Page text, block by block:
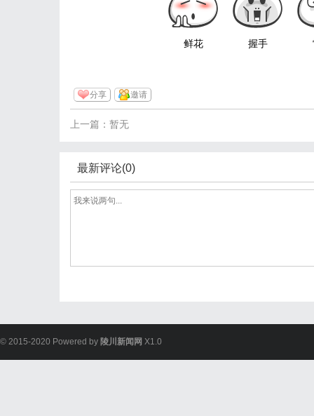
鲜花 握手
分享 邀请
上一篇：暂无
最新评论(0)
© 2015-2020 Powered by 陵川新闻网 X1.0